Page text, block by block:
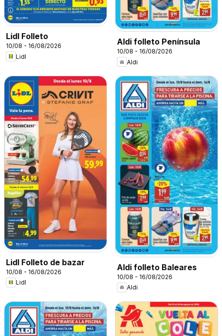
Lidl Folleto
10/08 - 16/08/2026
Lidl
Aldi folleto Península
10/08 - 16/08/2026
Aldi
Lidl Folleto de bazar
10/08 - 16/08/2026
Lidl
Aldi folleto Baleares
10/08 - 16/08/2026
Aldi